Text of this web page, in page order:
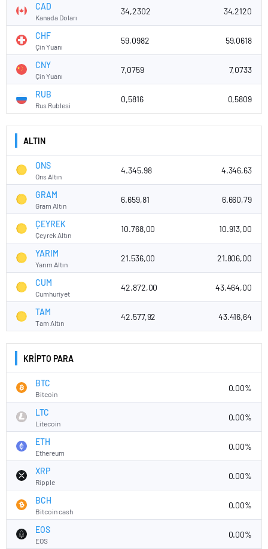
CAD
Kanada Doları
34,2302 34,2120
CHF
Çin Yuanı
59,0982 59,0618
CNY
Çin Yuanı
7,0759 7,0733
RUB
Rus Rublesi
0,5816 0,5809
ALTIN
ONS
Ons Altın
4.345,98 4.346,63
GRAM
Gram Altın
6.659,81 6.660,79
ÇEYREK
Çeyrek Altın
10.768,00 10.913,00
YARIM
Yarım Altın
21.536,00 21.806,00
CUM
Cumhuriyet
42.872,00 43.464,00
TAM
Tam Altın
42.577,92 43.416,64
KRİPTO PARA
BTC
Bitcoin
0.00%
LTC
Litecoin
0.00%
ETH
Ethereum
0.00%
XRP
Ripple
0.00%
BCH
Bitcoin cash
0.00%
EOS
EOS
0.00%